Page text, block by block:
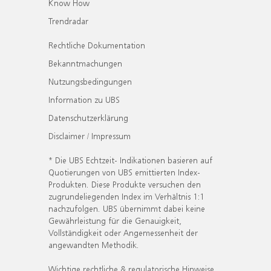
Know How
Trendradar
Rechtliche Dokumentation
Bekanntmachungen
Nutzungsbedingungen
Information zu UBS
Datenschutzerklärung
Disclaimer / Impressum
* Die UBS Echtzeit- Indikationen basieren auf
Quotierungen von UBS emittierten Index-
Produkten. Diese Produkte versuchen den
zugrundeliegenden Index im Verhältnis 1:1
nachzufolgen. UBS übernimmt dabei keine
Gewährleistung für die Genauigkeit,
Vollständigkeit oder Angemessenheit der
angewandten Methodik.